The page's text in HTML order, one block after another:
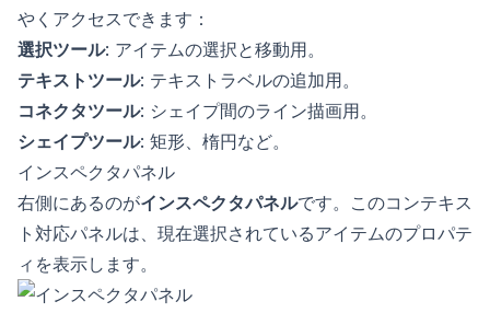
やくアクセスできます：
選択ツール: アイテムの選択と移動用。
テキストツール: テキストラベルの追加用。
コネクタツール: シェイプ間のライン描画用。
シェイプツール: 矩形、楕円など。
インスペクタパネル
右側にあるのがインスペクタパネルです。このコンテキス
ト対応パネルは、現在選択されているアイテムのプロパテ
ィを表示します。